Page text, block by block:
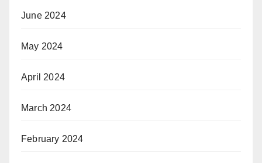
June 2024
May 2024
April 2024
March 2024
February 2024